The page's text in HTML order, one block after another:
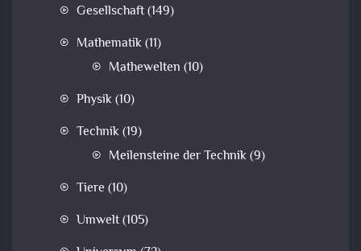
Gesellschaft(149)
Mathematik(11)
Mathewelten (10)
Physik(10)
Technik(19)
Meilensteine der Technik(9)
Tiere (10)
Umwelt(105)